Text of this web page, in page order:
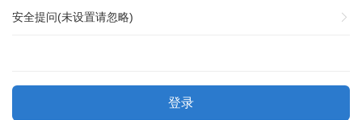
安全提问(未设置请忽略)
登录